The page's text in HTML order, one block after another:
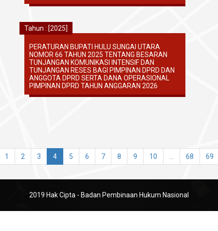
Tahun : [2025]
PERATURAN BUPATI HULU SUNGAI UTARA
NOMOR 66 TAHUN 2025 TENTANG BESARAN
TUNJANGAN KOMUNIKASI INTENSIF DAN
TUNJANGAN RESES BAGI PIMPINAN DPRD DAN
ANGGOTA DPRD SERTA DANA OPERASIONAL
PIMPINAN DPRD TAHUN ANGGARAN 2026
1 2 3 4 5 6 7 8 9 10 ... 68 69
2019 Hak Cipta - Badan Pembinaan Hukum Nasional